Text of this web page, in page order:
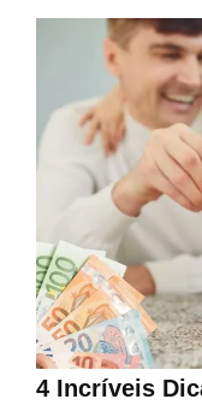
4 Incríveis